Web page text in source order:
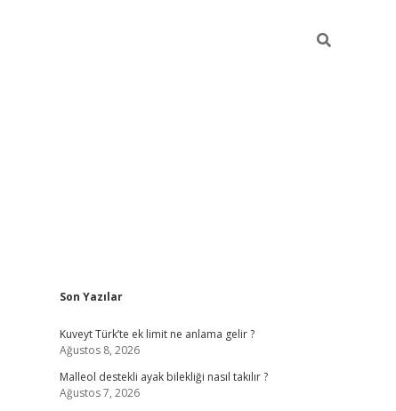
Sidebar
Son Yazılar
Kuveyt Türk’te ek limit ne anlama gelir ?
Ağustos 8, 2026
Malleol destekli ayak bilekliği nasıl takılır ?
Ağustos 7, 2026